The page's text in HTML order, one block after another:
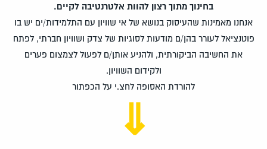
בחינוך מתוך רצון להוות אלטרנטיבה לקיים.
אנחנו מאמינות שהעיסוק בנושא של אי שוויון עם התלמידות/ים יש בו
פוטנציאל לעורר בהן/ם מודעות לסוגיות של צדק ושוויון חברתי, לפתח
את החשיבה הביקורתית, ולהניע אותן/ם לפעול לצמצום פערים
ולקידום השוויון.
להורדת האסופה לחצ.י על הכפתור
⇓